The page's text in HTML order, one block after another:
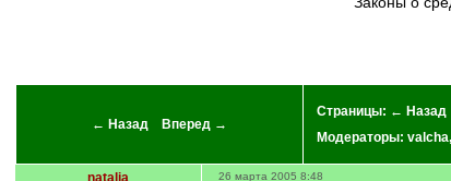
← Назад Вперед →
Страницы: ← Назад
Модераторы: valcha,
natalja 26 марта 2005 8:48